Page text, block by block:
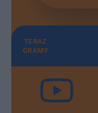
TERAZ
GRAMY